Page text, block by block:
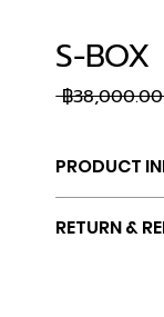
S-BOX
฿
PRODUCT
Power 14.3
RETURN &